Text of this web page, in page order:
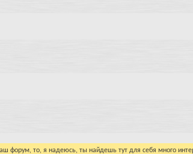
форум, то, я надеюсь, ты найдешь тут для себя много